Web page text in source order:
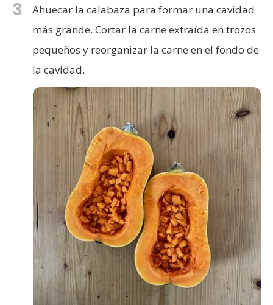
3
Ahuecar la calabaza para formar una cavidad
más grande. Cortar la carne extraída en trozos
pequeños y reorganizar la carne en el fondo de
la cavidad.